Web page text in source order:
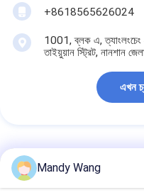
+8618565626024
1001, ব্লক এ, ত্যাংলংচেং
তাইয়ুয়ান স্ট্রিট, নানশান
এখন
Mandy Wang